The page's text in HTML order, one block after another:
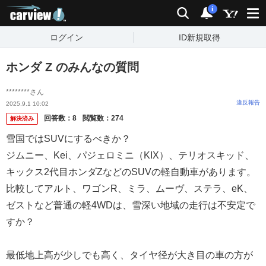
検索 通知
i
ログイン ID新規取得
ホンダ Z のみんなの質問
********さん
2025.9.1 10:02 違反報告
解決済み 回答数： 8 閲覧数： 274
雪国ではSUVにするべきか？
ジムニー、Kei、パジェロミニ（KIX）、テリオスキッド、
キックス2代目ホンダZなどのSUVの軽自動車があります。
比較してアルト、ワゴンR、ミラ、ムーヴ、ステラ、eK、
ゼストなど普通の軽4WDは、雪深い地域の走行は不安定で
すか？
最低地上高が少しでも高く、タイヤ径が大き目の車の方が